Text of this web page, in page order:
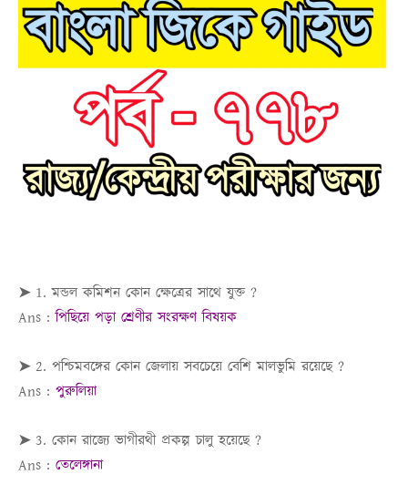
➤ 1. মন্ডল কমিশন কোন ক্ষেত্রের সাথে যুক্ত ?
Ans :পিছিয়ে পড়া শ্রেণীর সংরক্ষণ বিষয়ক
➤ 2. পশ্চিমবঙ্গের কোন জেলায় সবচেয়ে বেশি মালভুমি রয়েছে ?
Ans : পুরুলিয়া
➤ 3. কোন রাজ্যে ভাগীরথী প্রকল্প চালু হয়েছে ?
Ans : তেলেঙ্গানা